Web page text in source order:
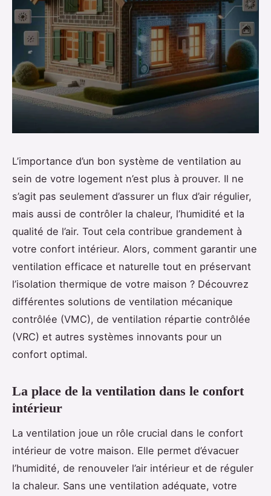
L’importance d’un bon système de ventilation au
sein de votre logement n’est plus à prouver. Il ne
s’agit pas seulement d’assurer un flux d’air régulier,
mais aussi de contrôler la chaleur, l’humidité et la
qualité de l’air. Tout cela contribue grandement à
votre confort intérieur. Alors, comment garantir une
ventilation efficace et naturelle tout en préservant
l’isolation thermique de votre maison ? Découvrez
différentes solutions de ventilation mécanique
contrôlée (VMC), de ventilation répartie contrôlée
(VRC) et autres systèmes innovants pour un
confort optimal.
La place de la ventilation dans le confort
intérieur
La ventilation joue un rôle crucial dans le confort
intérieur de votre maison. Elle permet d’évacuer
l’humidité, de renouveler l’air intérieur et de réguler
la chaleur. Sans une ventilation adéquate, votre